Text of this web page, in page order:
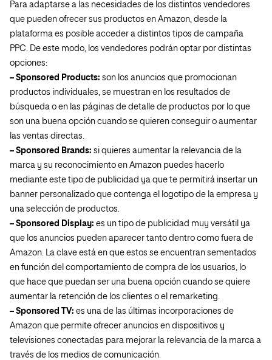
Para adaptarse a las necesidades de los distintos vendedores
que pueden ofrecer sus productos en Amazon, desde la
plataforma es posible acceder a distintos tipos de campaña
PPC. De este modo, los vendedores podrán optar por distintas
opciones:
– Sponsored Products: son los anuncios que promocionan
productos individuales, se muestran en los resultados de
búsqueda o en las páginas de detalle de productos por lo que
son una buena opción cuando se quieren conseguir o aumentar
las ventas directas.
– Sponsored Brands: si quieres aumentar la relevancia de la
marca y su reconocimiento en Amazon puedes hacerlo
mediante este tipo de publicidad ya que te permitirá insertar un
banner personalizado que contenga el logotipo de la empresa y
una selección de productos.
– Sponsored Display: es un tipo de publicidad muy versátil ya
que los anuncios pueden aparecer tanto dentro como fuera de
Amazon. La clave está en que estos se encuentran sementados
en función del comportamiento de compra de los usuarios, lo
que hace que puedan ser una buena opción cuando se quiere
aumentar la retención de los clientes o el remarketing.
– Sponsored TV: es una de las últimas incorporaciones de
Amazon que permite ofrecer anuncios en dispositivos y
televisiones conectadas para mejorar la relevancia de la marca a
través de los medios de comunicación.